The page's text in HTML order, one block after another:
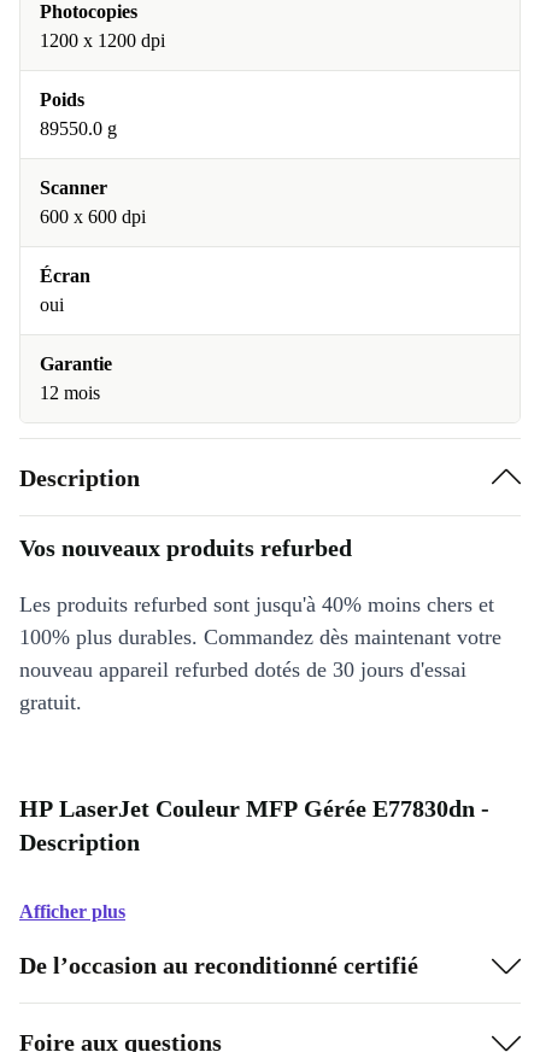
Photocopies
1200 x 1200 dpi
Poids
89550.0 g
Scanner
600 x 600 dpi
Écran
oui
Garantie
12 mois
Description
Vos nouveaux produits refurbed
Les produits refurbed sont jusqu'à 40% moins chers et
100% plus durables. Commandez dès maintenant votre
nouveau appareil refurbed dotés de 30 jours d'essai
gratuit.
HP LaserJet Couleur MFP Gérée E77830dn -
Description
Afficher plus
De l’occasion au reconditionné certifié
Foire aux questions